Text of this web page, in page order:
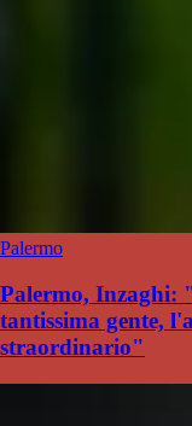
Palermo
Palermo, Inzaghi:
tantissima gente,
straordinario"